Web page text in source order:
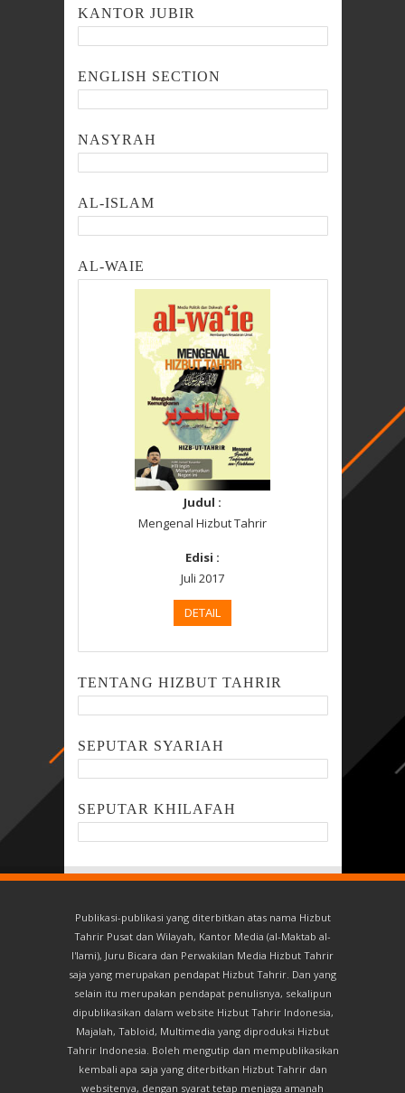
KANTOR JUBIR
ENGLISH SECTION
NASYRAH
AL-ISLAM
AL-WAIE
Judul :
Mengenal Hizbut Tahrir
Edisi :
Juli 2017
DETAIL
TENTANG HIZBUT TAHRIR
SEPUTAR SYARIAH
SEPUTAR KHILAFAH
Publikasi-publikasi yang diterbitkan atas nama Hizbut
Tahrir Pusat dan Wilayah, Kantor Media (al-Maktab al-
I'lami), Juru Bicara dan Perwakilan Media Hizbut Tahrir
saja yang merupakan pendapat Hizbut Tahrir. Dan yang
selain itu merupakan pendapat penulisnya, sekalipun
dipublikasikan dalam website Hizbut Tahrir Indonesia,
Majalah, Tabloid, Multimedia yang diproduksi Hizbut
Tahrir Indonesia. Boleh mengutip dan mempublikasikan
kembali apa saja yang diterbitkan Hizbut Tahrir dan
websitenya, dengan syarat tetap menjaga amanah